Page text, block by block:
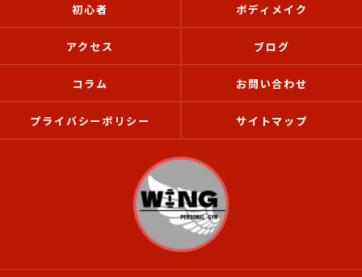
初心者 ボディメイク
アクセス ブログ
コラム お問い合わせ
プライバシーポリシー サイトマップ